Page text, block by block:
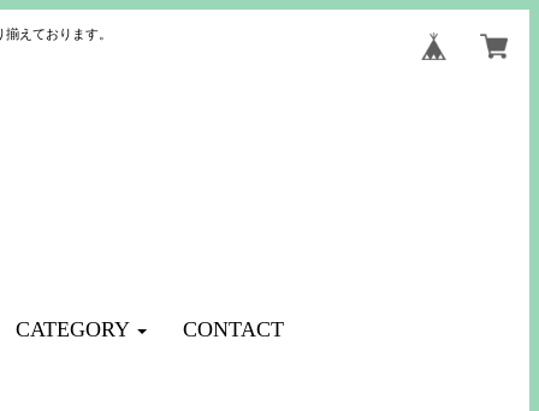
えております。
CATEGORY CONTACT